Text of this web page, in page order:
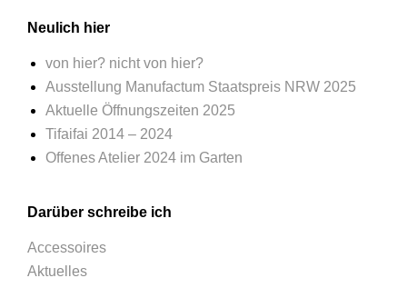
Neulich hier
von hier? nicht von hier?
Ausstellung Manufactum Staatspreis NRW 2025
Aktuelle Öffnungszeiten 2025
Tifaifai 2014 – 2024
Offenes Atelier 2024 im Garten
Darüber schreibe ich
Accessoires
Aktuelles